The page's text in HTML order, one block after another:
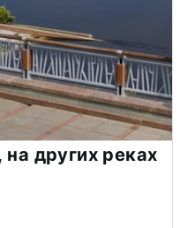
других реках